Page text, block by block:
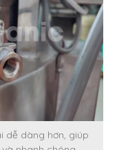
dễ dàng hơn, giúp